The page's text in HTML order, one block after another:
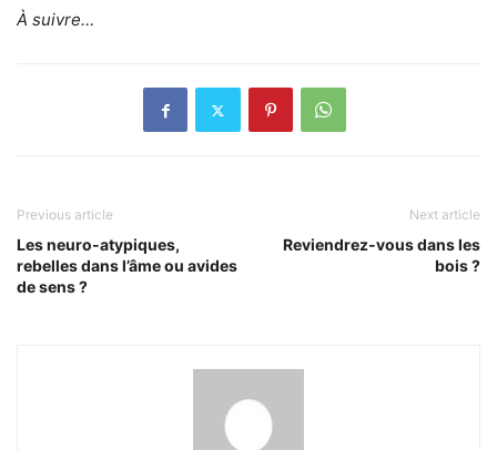
À suivre…
Previous article
Les neuro-atypiques,
rebelles dans l’âme ou avides
de sens ?
Next article
Reviendrez-vous dans les
bois ?